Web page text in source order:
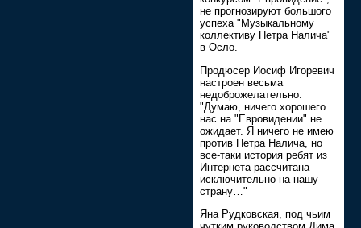
не прогнозируют большого
успеха "Музыкальному
коллективу Петра Налича"
в Осло.
Продюсер Иосиф Игоревич
настроен весьма
недоброжелательно:
"Думаю, ничего хорошего
нас на "Евровидении" не
ожидает. Я ничего не имею
против Петра Налича, но
все-таки история ребят из
Интернета рассчитана
исключительно на нашу
страну…"
Яна Рудковская, под чьим